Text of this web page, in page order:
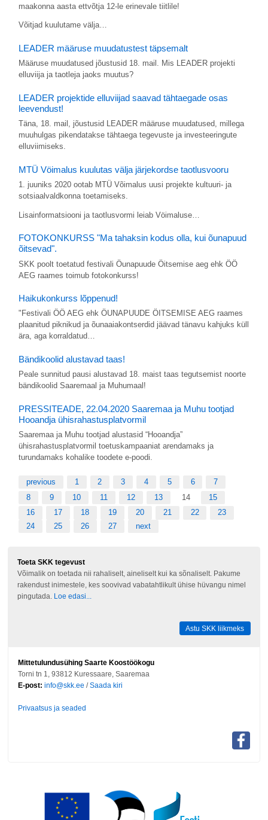
maakonna aasta ettvõtja 12-le erinevale tiitlile!
Võitjad kuulutame välja…
LEADER määruse muudatustest täpsemalt
Määruse muudatused jõustusid 18. mail. Mis LEADER projekti
elluviija ja taotleja jaoks muutus?
LEADER projektide elluviijad saavad tähtaegade osas
leevendust!
Täna, 18. mail, jõustusid LEADER määruse muudatused, millega
muuhulgas pikendatakse tähtaega tegevuste ja investeeringute
elluviimiseks.
MTÜ Vöimalus kuulutas välja järjekordse taotlusvooru
1. juuniks 2020 ootab MTÜ Võimalus uusi projekte kultuuri- ja
sotsiaalvaldkonna toetamiseks.
Lisainformatsiooni ja taotlusvormi leiab Vöimaluse…
FOTOKONKURSS "Ma tahaksin kodus olla, kui õunapuud
õitsevad".
SKK poolt toetatud festivali Öunapuude Öitsemise aeg ehk ÖÖ
AEG raames toimub fotokonkurss!
Haikukonkurss lõppenud!
"Festivali ÖÖ AEG ehk ÖUNAPUUDE ÖITSEMISE AEG raames
plaanitud piknikud ja õunaaiakontserdid jäävad tänavu kahjuks küll
ära, aga korraldatud…
Bändikoolid alustavad taas!
Peale sunnitud pausi alustavad 18. maist taas tegutsemist noorte
bändikoolid Saaremaal ja Muhumaal!
PRESSITEADE, 22.04.2020 Saaremaa ja Muhu tootjad
Hooandja ühisrahastusplatvormil
Saaremaa ja Muhu tootjad alustasid “Hooandja”
ühisrahastusplatvormil toetuskampaaniat arendamaks ja
turundamaks kohalike toodete e-poodi.
previous 1 2 3 4 5 6
7
8
9 10 11 12 13 14
15
16
17 18 19 20 21 22
23
24
25 26 27 next
Toeta SKK tegevust
Võimalik on toetada nii rahaliselt, aineliselt kui ka sõnaliselt. Pakume
rakendust inimestele, kes soovivad vabatahtlikult ühise hüvangu nimel
pingutada.
Loe edasi...
Astu SKK liikmeks
Mittetulundusühing Saarte Koostöökogu
Torni tn 1, 93812 Kuressaare, Saaremaa
E-post: info@skk.ee /Saada kiri
Privaatsus ja seaded